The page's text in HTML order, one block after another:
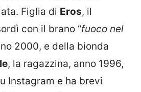
Figlia di Eros, il
con il brano “fuoco nel
2000, e della bionda
, la ragazzina, anno 1996,
Instagram e ha brevi